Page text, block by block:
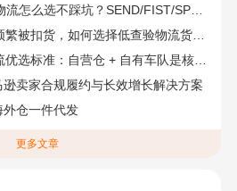
FIST/SPN官方认证物流商，只有这家敢承诺“准达率第一”
被扣货，如何选择低查验物流货代？
标准：自营仓 + 自有车队是核心硬指标
卖家合规履约与长效增长解决方案
外仓一件代发
更多文章